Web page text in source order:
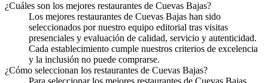
¿Cuáles son los mejores restaurantes de Cuevas Bajas?
Los mejores restaurantes de Cuevas Bajas han sido
seleccionados por nuestro equipo editorial tras visitas
presenciales y evaluación de calidad, servicio y autenticidad.
Cada establecimiento cumple nuestros criterios de excelencia
y la inclusión no puede comprarse.
¿Cómo seleccionan los restaurantes de Cuevas Bajas?